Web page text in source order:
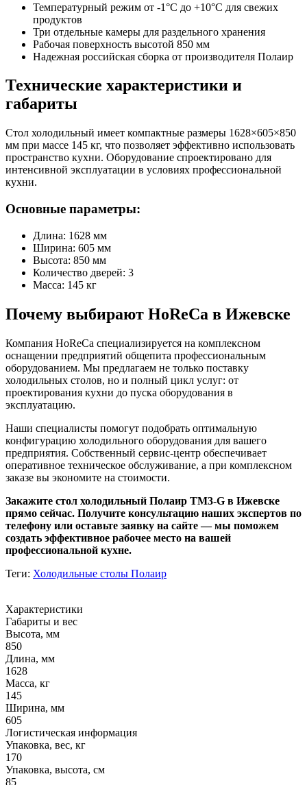
Температурный режим от -1°C до +10°C для свежих
продуктов
Три отдельные камеры для раздельного хранения
Рабочая поверхность высотой 850 мм
Надежная российская сборка от производителя Полаир
Технические характеристики и
габариты
Стол холодильный имеет компактные размеры 1628×605×850
мм при массе 145 кг, что позволяет эффективно использовать
пространство кухни. Оборудование спроектировано для
интенсивной эксплуатации в условиях профессиональной
кухни.
Основные параметры:
Длина: 1628 мм
Ширина: 605 мм
Высота: 850 мм
Количество дверей: 3
Масса: 145 кг
Почему выбирают HoReCa в Ижевске
Компания HoReCa специализируется на комплексном
оснащении предприятий общепита профессиональным
оборудованием. Мы предлагаем не только поставку
холодильных столов, но и полный цикл услуг: от
проектирования кухни до пуска оборудования в
эксплуатацию.
Наши специалисты помогут подобрать оптимальную
конфигурацию холодильного оборудования для вашего
предприятия. Собственный сервис-центр обеспечивает
оперативное техническое обслуживание, а при комплексном
заказе вы экономите на стоимости.
Закажите стол холодильный Полаир TM3-G в Ижевске
прямо сейчас. Получите консультацию наших экспертов по
телефону или оставьте заявку на сайте — мы поможем
создать эффективное рабочее место на вашей
профессиональной кухне.
Теги: Холодильные столы Полаир
Характеристики
Габариты и вес
Высота, мм
850
Длина, мм
1628
Масса, кг
145
Ширина, мм
605
Логистическая информация
Упаковка, вес, кг
170
Упаковка, высота, см
85